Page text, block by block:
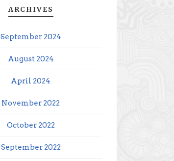
ARCHIVES
September 2024
August 2024
April 2024
November 2022
October 2022
September 2022